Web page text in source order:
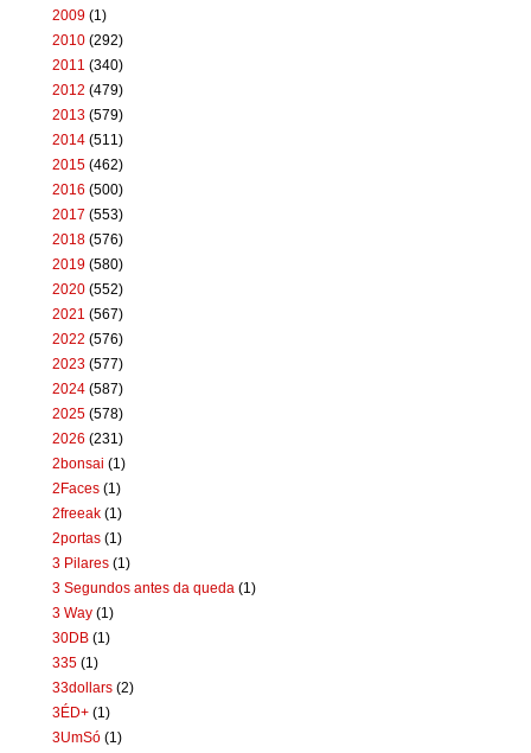
2009 (1)
2010 (292)
2011 (340)
2012 (479)
2013 (579)
2014 (511)
2015 (462)
2016 (500)
2017 (553)
2018 (576)
2019 (580)
2020 (552)
2021 (567)
2022 (576)
2023 (577)
2024 (587)
2025 (578)
2026 (231)
2bonsai (1)
2Faces (1)
2freeak (1)
2portas (1)
3 Pilares (1)
3 Segundos antes da queda (1)
3 Way (1)
30DB (1)
335 (1)
33dollars (2)
3ÉD+ (1)
3UmSó (1)